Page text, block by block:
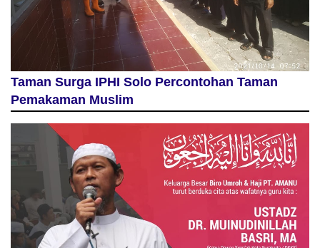
Taman Surga IPHI Solo Percontohan Taman
Pemakaman Muslim